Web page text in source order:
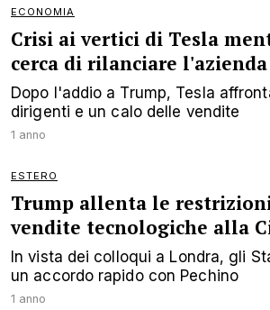
ECONOMIA
Crisi ai vertici di Tesla
cerca di rilanciare l'azienda
Dopo l'addio a Trump, Tesla
dirigenti e un calo delle vendite
1 anno
ESTERO
Trump allenta le
vendite tecnologiche alla
In vista dei colloqui a Londra, gli
un accordo rapido con Pechino
1 anno